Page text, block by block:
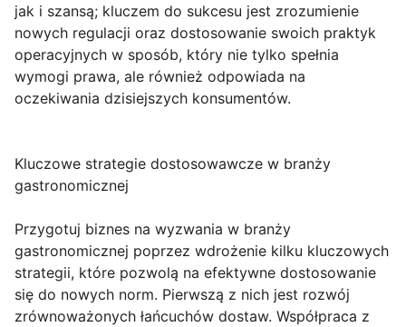
jak i szansą; kluczem do sukcesu jest zrozumienie
nowych regulacji oraz dostosowanie swoich praktyk
operacyjnych w sposób, który nie tylko spełnia
wymogi prawa, ale również odpowiada na
oczekiwania dzisiejszych konsumentów.
Kluczowe strategie dostosowawcze w branży
gastronomicznej
Przygotuj biznes na wyzwania w branży
gastronomicznej poprzez wdrożenie kilku kluczowych
strategii, które pozwolą na efektywne dostosowanie
się do nowych norm. Pierwszą z nich jest rozwój
zrównoważonych łańcuchów dostaw. Współpraca z